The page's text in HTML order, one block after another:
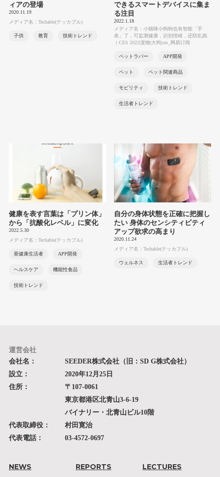
ィアの登場
2020.11.19
メディア名：Techable(テッカブル)
子供 教育 技術トレンド
できるスマートデバイスに集ま
る注目
2022.1.18
メディア名：小猫咪小狗狗也有智能「手
表」了，可监测健康，识别情绪，还防乱跑
｜CES 2022|宠物|大狗|ces_网易订阅
ペットラバー APP開発
ペット ペット関連商品
モビリティ 技術トレンド
生活者トレンド
健康を表す言葉は「プリン体」
から「抗酸化レベル」に変化
2022.5.30
メディア名：Techable(テッカブル)
亜健康生活者 APP開発
ヘルスケア 機能性食品
技術トレンド
自分の身体状態を正確に把握し
たい 身体のセンシティビティ
アップ欲求の高まり
2020.11.24
メディア名：Techable(テッカブル)
ウェルネス 生活者トレンド
運営会社
会社名：
SEEDER株式会社（旧：SD G株式会社）
設立：
2020年12月25日
住所：
〒107-0061
東京都港区北青山3-6-19
バイナリー・北青山ビル10階
代表取締役：
村田寛治
代表電話：
03-4572-0697
NEWS REPORTS LECTURES